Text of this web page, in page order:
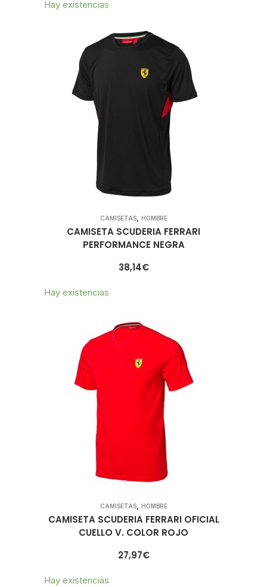
Hay existencias
CAMISETAS, HOMBRE
CAMISETA SCUDERIA FERRARI
PERFORMANCE NEGRA
38,14€
Hay existencias
CAMISETAS, HOMBRE
CAMISETA SCUDERIA FERRARI OFICIAL
CUELLO V. COLOR ROJO
27,97€
Hay existencias